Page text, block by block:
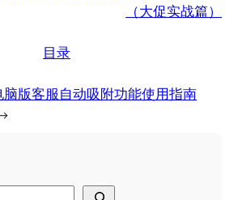
（大促实战篇）
目录
版客服自动吸附功能使用指南